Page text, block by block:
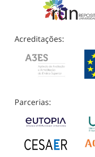
Acreditações:
Parcerias: